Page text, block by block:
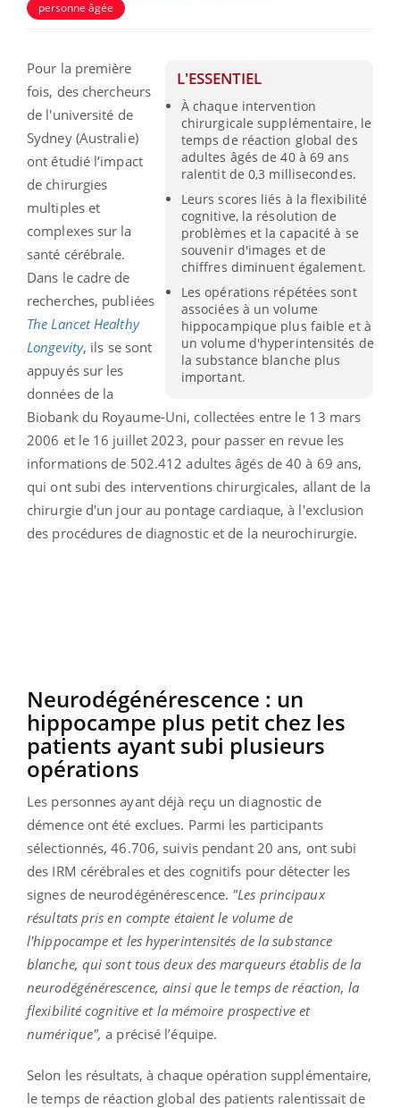
personne âgée
L'ESSENTIEL
À chaque intervention
chirurgicale supplémentaire, le
temps de réaction global des
adultes âgés de 40 à 69 ans
ralentit de 0,3 millisecondes.
Leurs scores liés à la flexibilité
cognitive, la résolution de
problèmes et la capacité à se
souvenir d'images et de
chiffres diminuent également.
Les opérations répétées sont
associées à un volume
hippocampique plus faible et à
un volume d'hyperintensités de
la substance blanche plus
important.
Pour la première
fois, des chercheurs
de l'université de
Sydney (Australie)
ont étudié l’impact
de chirurgies
multiples et
complexes sur la
santé cérébrale.
Dans le cadre de
recherches, publiées
The Lancet Healthy
Longevity, ils se sont
appuyés sur les
données de la
Biobank du Royaume-Uni, collectées entre le 13 mars
2006 et le 16 juillet 2023, pour passer en revue les
informations de 502.412 adultes âgés de 40 à 69 ans,
qui ont subi des interventions chirurgicales, allant de la
chirurgie d'un jour au pontage cardiaque, à l'exclusion
des procédures de diagnostic et de la neurochirurgie.
Neurodégénérescence : un
hippocampe plus petit chez les
patients ayant subi plusieurs
opérations
Les personnes ayant déjà reçu un diagnostic de
démence ont été exclues. Parmi les participants
sélectionnés, 46.706, suivis pendant 20 ans, ont subi
des IRM cérébrales et des cognitifs pour détecter les
signes de neurodégénérescence. "Les principaux
résultats pris en compte étaient le volume de
l'hippocampe et les hyperintensités de la substance
blanche, qui sont tous deux des marqueurs établis de la
neurodégénérescence, ainsi que le temps de réaction, la
flexibilité cognitive et la mémoire prospective et
numérique", a précisé l’équipe.
Selon les résultats, à chaque opération supplémentaire,
le temps de réaction global des patients ralentissait de